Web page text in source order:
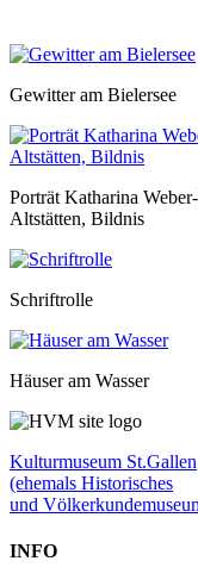
Gewitter am Bielersee
Porträt Katharina
Altstätten, Bildnis
Schriftrolle
Häuser am Wasser
Kulturmuseum St.Gallen
(ehemals Historisches
und
INFO